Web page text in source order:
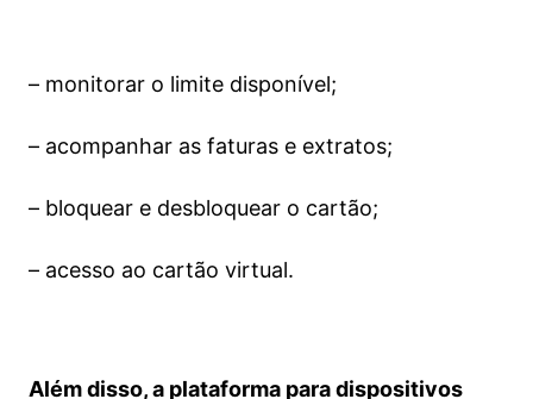
– monitorar o limite disponível;
– acompanhar as faturas e extratos;
– bloquear e desbloquear o cartão;
– acesso ao cartão virtual.
Além disso, a plataforma para dispositivos